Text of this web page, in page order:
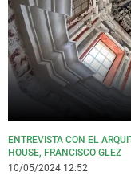
ENTREVISTA CON EL
HOUSE, FRANCISCO GLEZ
10/05/2024 12:52